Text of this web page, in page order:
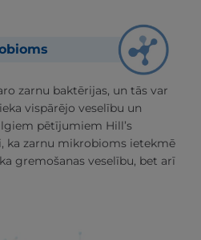
zarnu baktērijas, un tās var
vispārējo veselību un
pētījumiem Hill’s
ka zarnu mikrobioms ietekmē
gremošanas veselību, bet arī